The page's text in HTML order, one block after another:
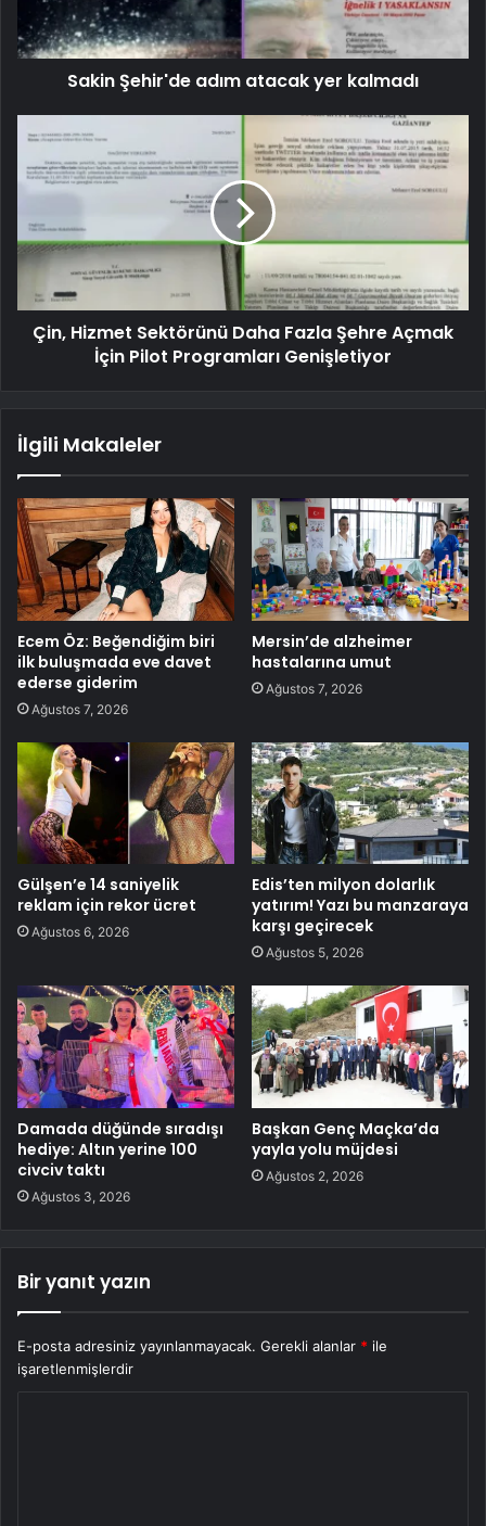
Sakin Şehir'de adım atacak yer kalmadı
Çin, Hizmet Sektörünü Daha Fazla Şehre Açmak
İçin Pilot Programları Genişletiyor
İlgili Makaleler
Ecem Öz: Beğendiğim biri
ilk buluşmada eve davet
ederse giderim
Ağustos 7, 2026
Mersin’de alzheimer
hastalarına umut
Ağustos 7, 2026
Gülşen’e 14 saniyelik
reklam için rekor ücret
Ağustos 6, 2026
Edis’ten milyon dolarlık
yatırım! Yazı bu manzaraya
karşı geçirecek
Ağustos 5, 2026
Damada düğünde sıradışı
hediye: Altın yerine 100
civciv taktı
Ağustos 3, 2026
Başkan Genç Maçka’da
yayla yolu müjdesi
Ağustos 2, 2026
Bir yanıt yazın
E-posta adresiniz yayınlanmayacak. Gerekli alanlar * ile
işaretlenmişlerdir